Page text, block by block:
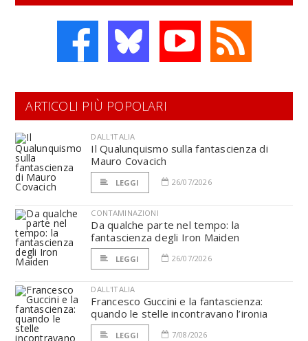
ARTICOLI PIÙ POPOLARI
DALL'ITALIA
Il Qualunquismo sulla fantascienza di
Mauro Covacich
LEGGI 26/07/2026
CONTAMINAZIONI
Da qualche parte nel tempo: la
fantascienza degli Iron Maiden
LEGGI 26/07/2026
DALL'ITALIA
Francesco Guccini e la fantascienza:
quando le stelle incontravano l’ironia
LEGGI 7/08/2026